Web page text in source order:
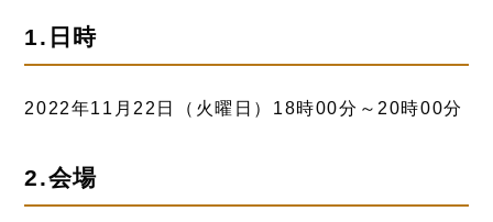
1.日時
2022年11月22日（火曜日）18時00分～20時00分
2.会場